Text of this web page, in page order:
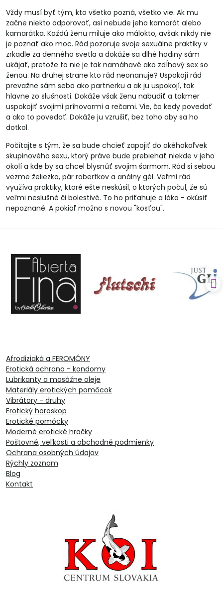
Vždy musí byť tým, kto všetko pozná, všetko vie. Ak mu
začne niekto odporovať, asi nebude jeho kamarát alebo
kamarátka. Každú ženu miluje ako málokto, avšak nikdy nie
je poznať ako moc. Rád pozoruje svoje sexuálne praktiky v
zrkadle za denného svetla a dokáže sa dlhé hodiny sám
ukájať, pretože to nie je tak namáhavé ako zdĺhavý sex so
ženou. Na druhej strane kto rád neonanuje? Uspokojí rád
prevažne sám seba ako partnerku a ak ju uspokojí, tak
hlavne zo slušnosti. Dokáže však ženu nabudiť a takmer
uspokojiť svojimi príhovormi a rečami. Vie, čo kedy povedať
a ako to povedať. Dokáže ju vzrušiť, bez toho aby sa ho
dotkol.
Počítajte s tým, že sa bude chcieť zapojiť do akéhokoľvek
skupinového sexu, ktorý práve bude prebiehať niekde v jeho
okolí a kde by sa chcel blysnúť svojim šarmom. Rád si sebou
vezme želiezka, pár robertkov a análny gél. Veľmi rád
využíva praktiky, ktoré ešte neskúsil, o ktorých počul, že sú
veľmi neslušné či bolestivé. To ho priťahuje a láka - okúsiť
nepoznané. A pokiaľ možno s novou "kosťou".
Afrodiziaká a FEROMÓNY
Erotická ochrana - kondomy
Lubrikanty a masážne oleje
Materiály erotických pomôcok
Vibrátory - druhy
Erotický horoskop
Erotické pomôcky
Moderné erotické hračky
Poštovné, veľkosti a obchodné podmienky
Ochrana osobných údajov
Rýchly zoznam
Blog
Kontakt